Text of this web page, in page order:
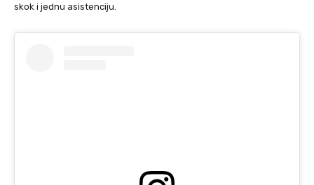
skok i jednu asistenciju.